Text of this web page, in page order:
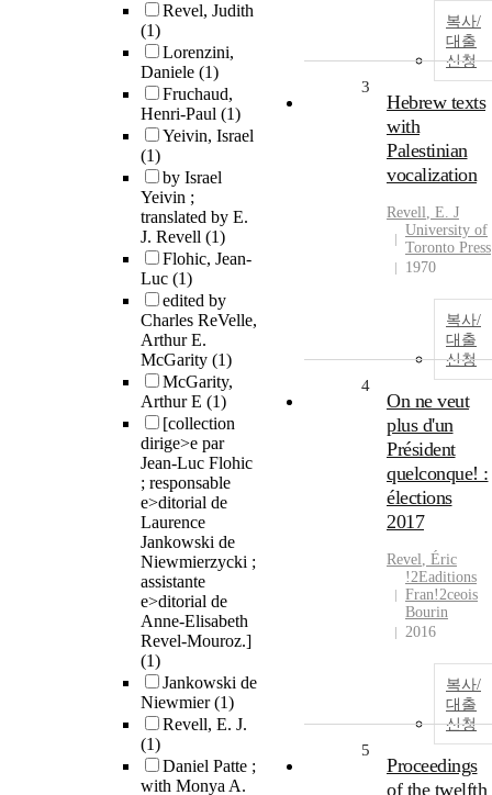
Revel, Judith
(1)
Lorenzini,
Daniele (1)
Fruchaud,
Henri-Paul (1)
Yeivin, Israel
(1)
by Israel
Yeivin ;
translated by E.
J. Revell (1)
Flohic, Jean-
Luc (1)
edited by
Charles ReVelle,
Arthur E.
McGarity (1)
McGarity,
Arthur E (1)
[collection
dirige>e par
Jean-Luc Flohic
; responsable
e>ditorial de
Laurence
Jankowski de
Niewmierzycki ;
assistante
e>ditorial de
Anne-Elisabeth
Revel-Mouroz.]
(1)
Jankowski de
Niewmier(1)
Revell, E. J.
(1)
Daniel Patte ;
with Monya A.
복사/
대출
신청
3
Hebrew texts
with
Palestinian
vocalization
Revell, E. J
University of
Toronto Press
1970
복사/
대출
신청
4
On ne veut
plus d'un
Président
quelconque! :
élections
2017
Revel, Éric
!2Eaditions
Fran!2ceois
Bourin
2016
복사/
대출
신청
5
Proceedings
of the twelfth